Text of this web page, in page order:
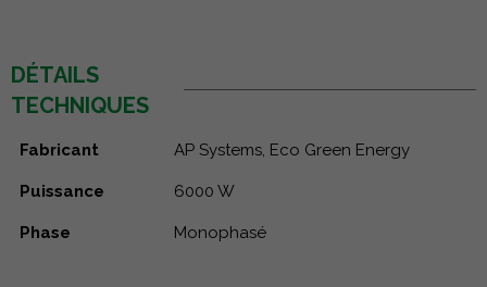
DÉTAILS
TECHNIQUES
Fabricant AP Systems, Eco Green Energy
Puissance 6000 W
Phase Monophasé